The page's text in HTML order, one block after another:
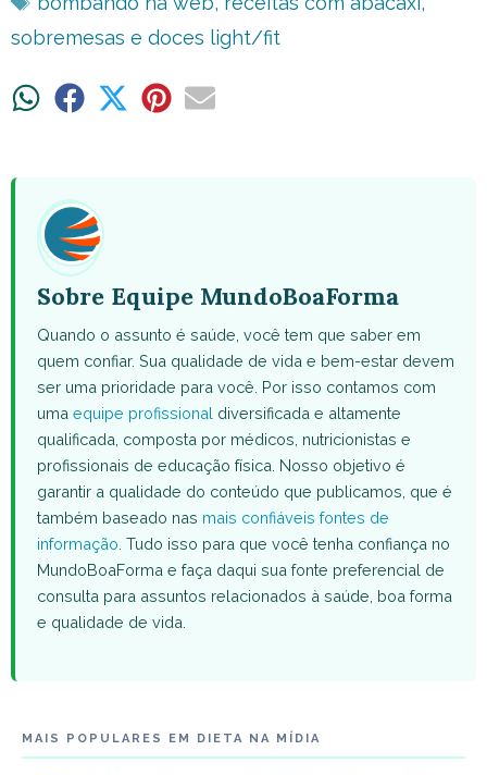
sobremesas e doces light/fit
ShareShare ShareShareShare
Sobre Equipe MundoBoaForma
Quando o assunto é saúde, você tem que saber em
quem confiar. Sua qualidade de vida e bem-estar devem
ser uma prioridade para você. Por isso contamos com
uma equipe profissional diversificada e altamente
qualificada, composta por médicos, nutricionistas e
profissionais de educação física. Nosso objetivo é
garantir a qualidade do conteúdo que publicamos, que é
também baseado nas mais confiáveis fontes de
informação . Tudo isso para que você tenha confiança no
MundoBoaForma e faça daqui sua fonte preferencial de
consulta para assuntos relacionados à saúde, boa forma
e qualidade de vida.
MAIS POPULARES EM DIETA NA MÍDIA